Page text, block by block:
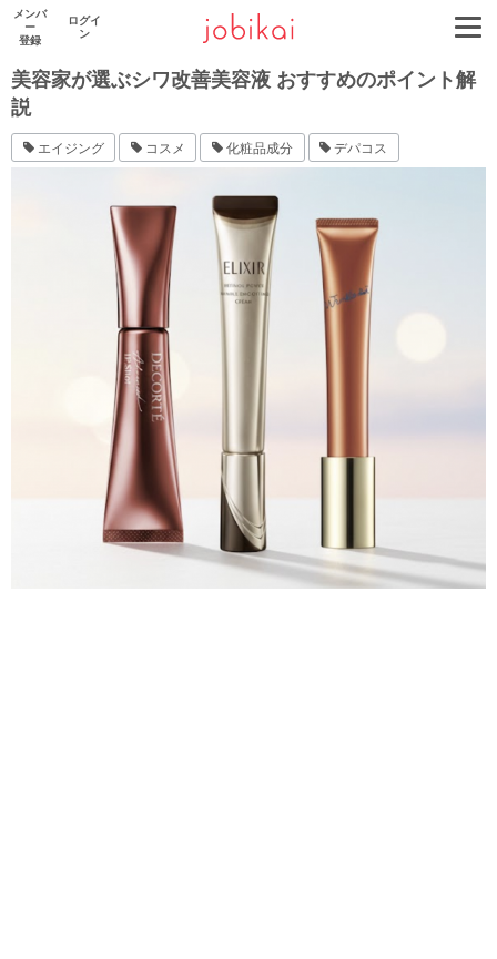
メンバ
ー
登録
ログイ
ン
美容家が選ぶシワ改善美容液 おすすめのポイント解
説
エイジング コスメ 化粧品成分 デパコス